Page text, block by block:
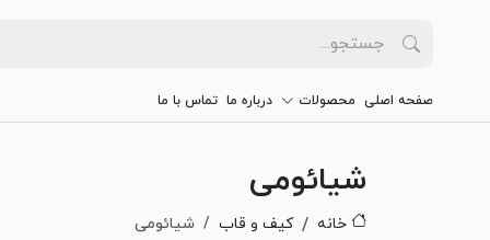
صفحه اصلی محصولات درباره ما تماس با ما
شیائومی
خانه کیف و قاب شیائومی